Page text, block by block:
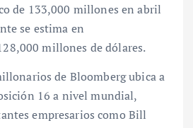
de 133,000 millones en abril
se estima en
millones de dólares.
de Bloomberg ubica a
16 a nivel mundial,
empresarios como Bill